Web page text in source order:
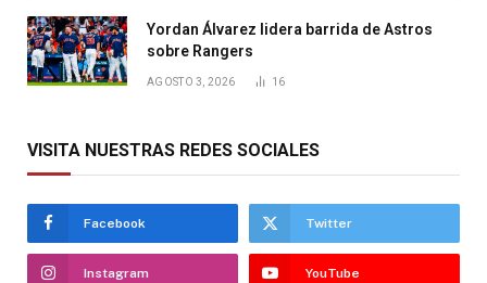
Yordan Álvarez lidera barrida de Astros
sobre Rangers
AGOSTO 3, 2026 16
VISITA NUESTRAS REDES SOCIALES
Facebook Twitter
Instagram YouTube